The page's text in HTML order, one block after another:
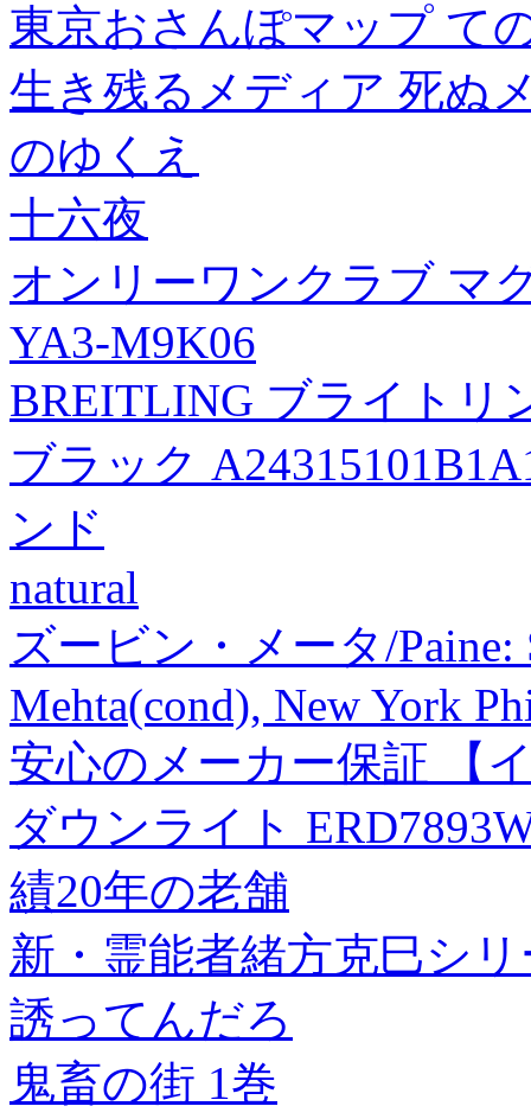
東京おさんぽマップ て
生き残るメディア 死ぬ
のゆくえ
十六夜
オンリーワンクラブ マ
YA3-M9K06
BREITLING ブライトリ
ブラック
ンド
natural
ズービン・メータ/Paine:
Mehta(cond), New York
安心のメーカー保証 【
ダウンライト
績20年の老舗
新・霊能者緒方克巳シ
誘ってんだろ
鬼畜の街 1巻